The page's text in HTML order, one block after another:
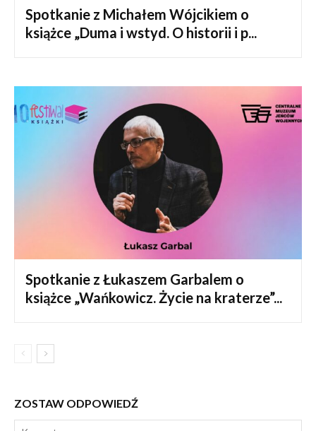
Spotkanie z Michałem Wójcikiem o
książce „Duma i wstyd. O historii i p...
Spotkanie z Łukaszem Garbalem o
książce „Wańkowicz. Życie na kraterze”...
ZOSTAW ODPOWIEDŹ